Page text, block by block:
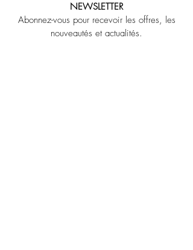
NEWSLETTER
Abonnez-vous pour recevoir les offres, les
nouveautés et actualités.